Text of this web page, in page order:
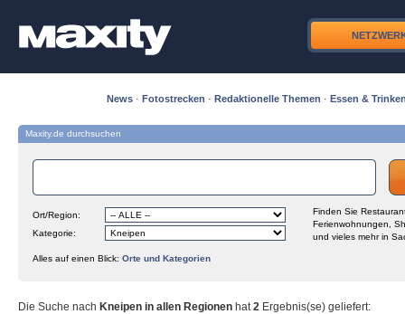
News · Fotostrecken · Redaktionelle Themen · Essen &
Maxity.de durchsuchen
Ort/Region:
Kategorie:
Finden Sie
Ferienwohnungen,
und vieles mehr in
Alles auf einen Blick: Orte und Kategorien
Die Suche nach Kneipen in allen Regionen hat2 Ergebnis(se) geliefert: